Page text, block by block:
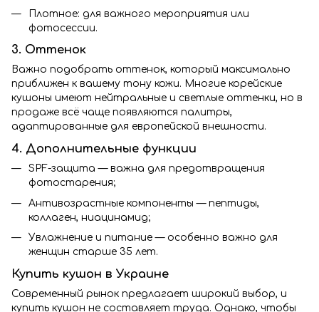
Плотное: для важного мероприятия или
фотосессии.
3. Оттенок
Важно подобрать оттенок, который максимально
приближен к вашему тону кожи. Многие корейские
кушоны имеют нейтральные и светлые оттенки, но в
продаже всё чаще появляются палитры,
адаптированные для европейской внешности.
4. Дополнительные функции
SPF-защита — важна для предотвращения
фотостарения;
Антивозрастные компоненты — пептиды,
коллаген, ниацинамид;
Увлажнение и питание — особенно важно для
женщин старше 35 лет.
Купить кушон в Украине
Современный рынок предлагает широкий выбор, и
купить кушон не составляет труда. Однако, чтобы